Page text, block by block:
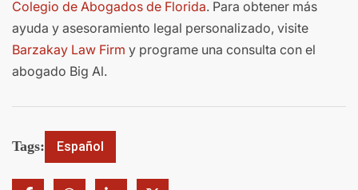
Colegio de Abogados de Florida. Para obtener más
ayuda y asesoramiento legal personalizado, visite
Barzakay Law Firm y programe una consulta con el
abogado Big Al.
Tags: Español